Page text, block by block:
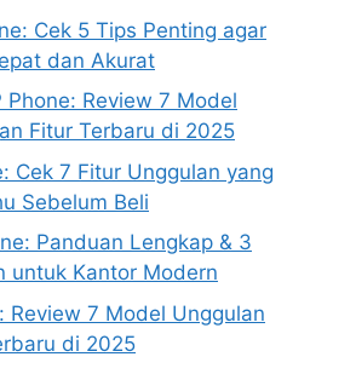
Cek 5 Tips Penting agar
dan Akurat
Phone: Review 7 Model
Fitur Terbaru di 2025
Cek 7 Fitur Unggulan yang
Sebelum Beli
Panduan Lengkap & 3
untuk Kantor Modern
Review 7 Model Unggulan
di 2025